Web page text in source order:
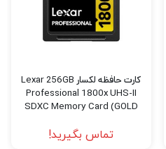
کارت حافظه لکسار Lexar 256GB
Professional 1800x UHS-II
SDXC Memory Card (GOLD
تماس بگیرید!